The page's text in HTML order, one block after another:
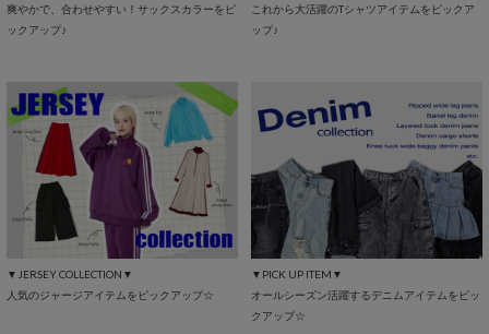
爽やかで、合わせやすい！サックスカラーをピ
ックアップ♪
これから大活躍のTシャツアイテムをピックア
ップ♪
▼JERSEY COLLECTION▼
人気のジャージアイテムをピックアップ☆
▼PICK UP ITEM▼
オールシーズン活躍するデニムアイテムをピッ
クアップ☆